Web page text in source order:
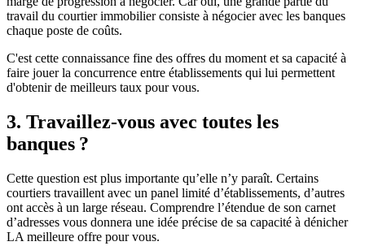
travail du courtier immobilier consiste à négocier avec les banques
chaque poste de coûts.
C'est cette connaissance fine des offres du moment et sa capacité à
faire jouer la concurrence entre établissements qui lui permettent
d'obtenir de meilleurs taux pour vous.
3. Travaillez-vous avec toutes les
banques ?
Cette question est plus importante qu’elle n’y paraît. Certains
courtiers travaillent avec un panel limité d’établissements, d’autres
ont accès à un large réseau. Comprendre l’étendue de son carnet
d’adresses vous donnera une idée précise de sa capacité à dénicher
LA meilleure offre pour vous.